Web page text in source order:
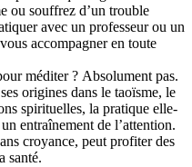
ou souffrez d’un trouble
avec un professeur ou un
accompagner en toute
méditer ? Absolument pas.
origines dans le taoïsme, le
spirituelles, la pratique elle-
entraînement de l’attention.
croyance, peut profiter des
santé.